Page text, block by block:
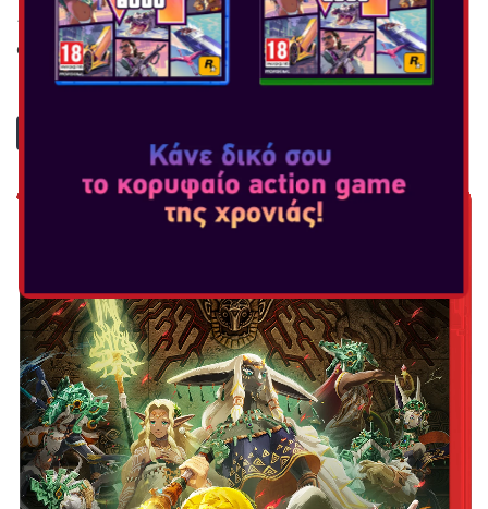
1080p σε λειτουργία Τηλεόρασης (TV Mode) Απόδοση 60 fps
σε ανάλυση 1080p σε λειτουργία Φορητής...